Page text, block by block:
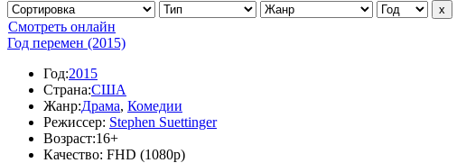
Смотреть онлайн
Год перемен (2015)
Год:2015
Страна:США
Жанр:Драма, Комедии
Режиссер: Stephen Suettinger
Возраст:16+
Качество: FHD (1080p)